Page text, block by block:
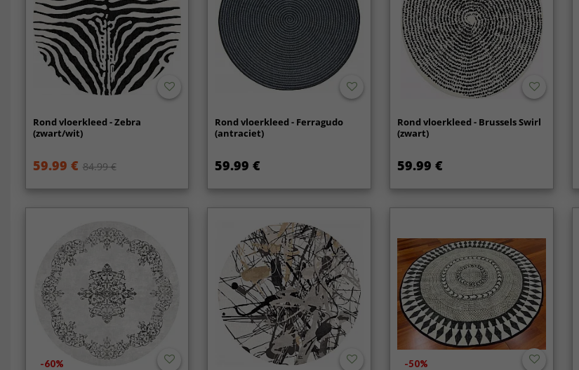
Rond vloerkleed - Zebra
(zwart/wit)
59.99 € 84.99 €
Rond vloerkleed - Ferragudo
(antraciet)
59.99 €
Rond vloerkleed - Brussels Swirl
(zwart)
59.99 €
-60% -50%